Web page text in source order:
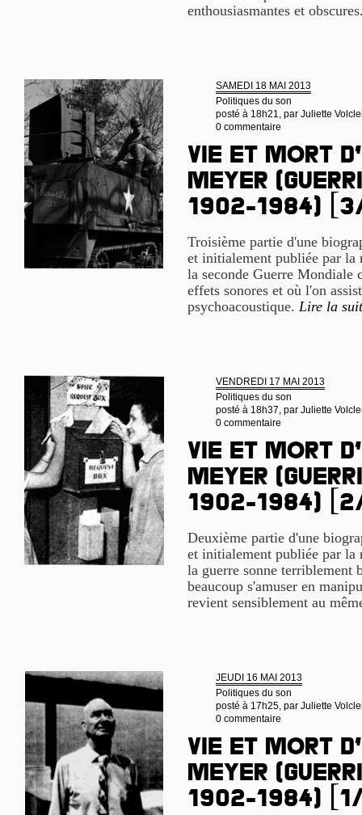
enthousiasmantes et
SAMEDI 18 MAI 2013
Politiques du son
posté à 18h21, par Juliette
0 commentaire
Vie et mort
Meyer
1902-1984)
Troisième partie d'une
et initialement publiée par la
la seconde Guerre Mondiale
effets sonores et où l'on
psychoacoustique. Lire la
VENDREDI 17 MAI 2013
Politiques du son
posté à 18h37, par Juliette
0 commentaire
Vie et mort
Meyer
1902-1984)
Deuxième partie d'une
et initialement publiée par la
la guerre sonne terriblement
beaucoup s'amuser en
revient sensiblement au
JEUDI 16 MAI 2013
Politiques du son
posté à 17h25, par Juliette
0 commentaire
Vie et mort
Meyer
1902-1984)